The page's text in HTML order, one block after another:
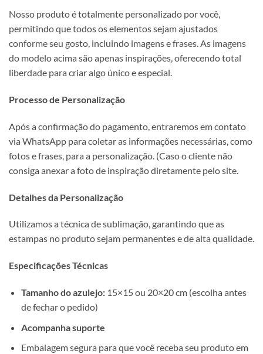
Nosso produto é totalmente personalizado por você,
permitindo que todos os elementos sejam ajustados
conforme seu gosto, incluindo imagens e frases. As imagens
do modelo acima são apenas inspirações, oferecendo total
liberdade para criar algo único e especial.
Processo de Personalização
Após a confirmação do pagamento, entraremos em contato
via WhatsApp para coletar as informações necessárias, como
fotos e frases, para a personalização. (Caso o cliente não
consiga anexar a foto de inspiração diretamente pelo site.
Detalhes da Personalização
Utilizamos a técnica de sublimação, garantindo que as
estampas no produto sejam permanentes e de alta qualidade.
Especificações Técnicas
Tamanho do azulejo:15×15 ou 20×20 cm (escolha antes
de fechar o pedido)
Acompanha suporte
Embalagem segura para que você receba seu produto em